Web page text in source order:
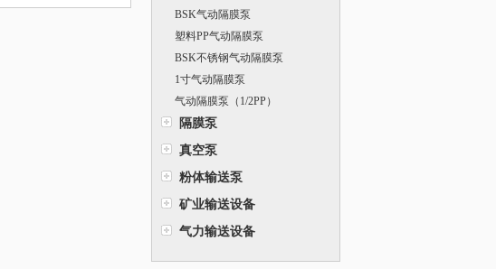
BSK气动隔膜泵
塑料PP气动隔膜泵
（BSKA25PP）
BSK不锈钢气动隔膜泵
1寸气动隔膜泵
气动隔膜泵（1/2PP）
隔膜泵
真空泵
粉体输送泵
矿业输送设备
气力输送设备